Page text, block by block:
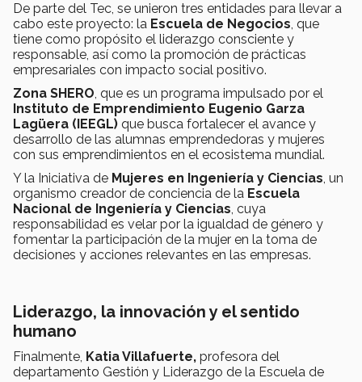
De parte del Tec, se unieron tres entidades para llevar a
cabo este proyecto: la Escuela de Negocios, que
tiene como propósito el liderazgo consciente y
responsable, así como la promoción de prácticas
empresariales con impacto social positivo.
Zona SHERO, que es un programa impulsado por el
Instituto de Emprendimiento Eugenio Garza
Lagüera (IEEGL) que busca fortalecer el avance y
desarrollo de las alumnas emprendedoras y mujeres
con sus emprendimientos en el ecosistema mundial.
Y la Iniciativa de Mujeres en Ingeniería y Ciencias, un
organismo creador de conciencia de la Escuela
Nacional de Ingeniería y Ciencias, cuya
responsabilidad es velar por la igualdad de género y
fomentar la participación de la mujer en la toma de
decisiones y acciones relevantes en las empresas.
Liderazgo, la innovación y el sentido
humano
Finalmente, Katia Villafuerte, profesora del
departamento Gestión y Liderazgo de la Escuela de